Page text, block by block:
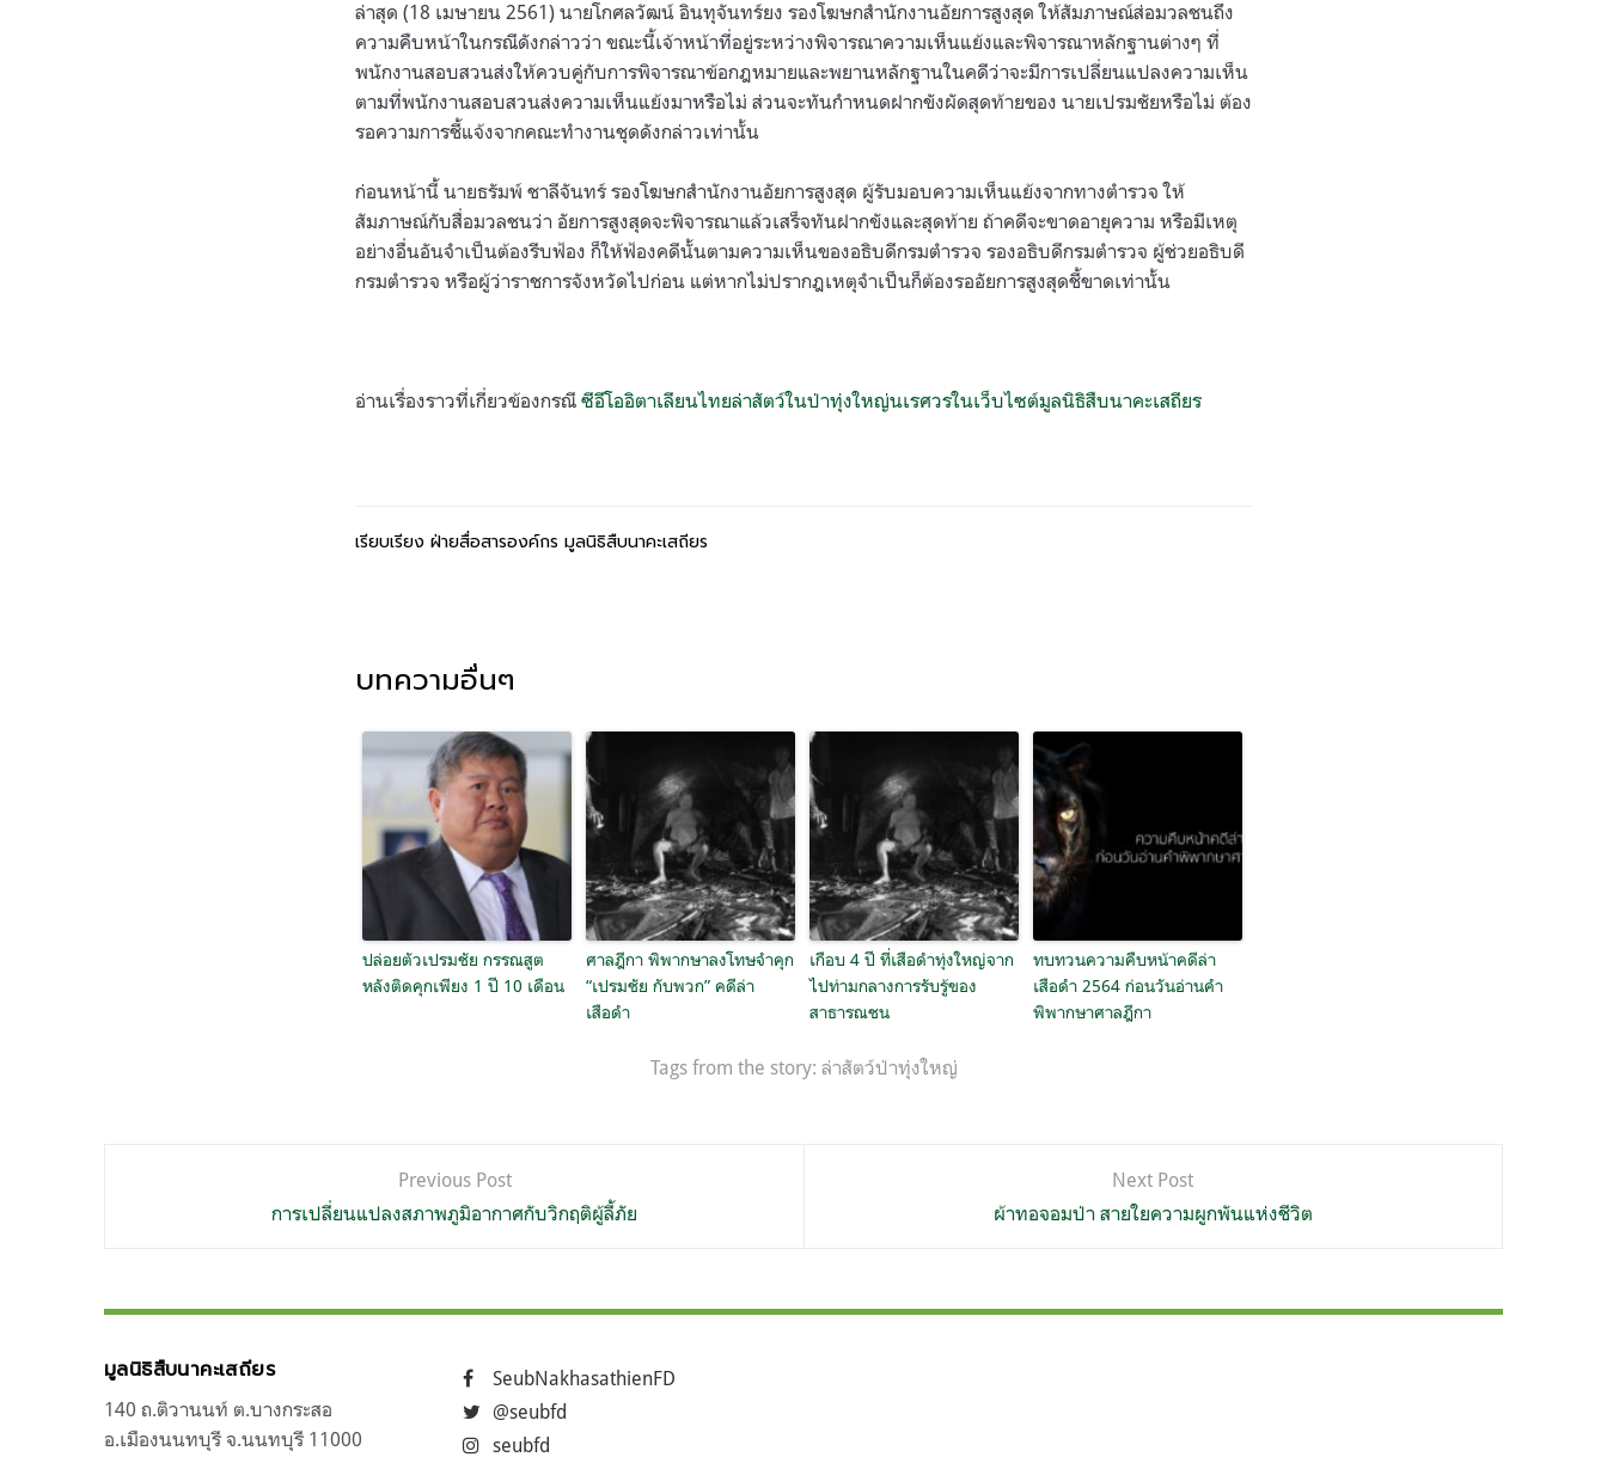
ล่าสุด (18 เมษายน 2561) นายโกศลวัฒน์ อินทุจันทร์ยง รองโฆษกสำนักงานอัยการสูงสุด ให้สัมภาษณ์ส่อมวลชนถึง
ความคืบหน้าในกรณีดังกล่าวว่า ขณะนี้เจ้าหน้าที่อยู่ระหว่างพิจารณาความเห็นแย้งและพิจารณาหลักฐานต่างๆ ที่
พนักงานสอบสวนส่งให้ควบคู่กับการพิจารณาข้อกฎหมายและพยานหลักฐานในคดีว่าจะมีการเปลี่ยนแปลงความเห็น
ตามที่พนักงานสอบสวนส่งความเห็นแย้งมาหรือไม่ ส่วนจะทันกำหนดฝากขังผัดสุดท้ายของ นายเปรมชัยหรือไม่ ต้อง
รอความการชี้แจ้งจากคณะทำงานชุดดังกล่าวเท่านั้น
ก่อนหน้านี้ นายธรัมพ์ ชาลีจันทร์ รองโฆษกสำนักงานอัยการสูงสุด ผู้รับมอบความเห็นแย้งจากทางตำรวจ ให้
สัมภาษณ์กับสื่อมวลชนว่า อัยการสูงสุดจะพิจารณาแล้วเสร็จทันฝากขังและสุดท้าย ถ้าคดีจะขาดอายุความ หรือมีเหตุ
อย่างอื่นอันจำเป็นต้องรีบฟ้อง ก็ให้ฟ้องคดีนั้นตามความเห็นของอธิบดีกรมตำรวจ รองอธิบดีกรมตำรวจ ผู้ช่วยอธิบดี
กรมตำรวจ หรือผู้ว่าราชการจังหวัดไปก่อน แต่หากไม่ปรากฎเหตุจำเป็นก็ต้องรออัยการสูงสุดชี้ขาดเท่านั้น
อ่านเรื่องราวที่เกี่ยวข้องกรณี ซีอีโออิตาเลียนไทยล่าสัตว์ในป่าทุ่งใหญ่นเรศวรในเว็บไซต์มูลนิธิสืบนาคะเสถียร
เรียบเรียง ฝ่ายสื่อสารองค์กร มูลนิธิสืบนาคะเสถียร
บทความอื่นๆ
ปล่อยตัวเปรมชัย กรรณสูต
หลังติดคุกเพียง 1 ปี 10 เดือน
ศาลฎีกา พิพากษาลงโทษจำคุก
“เปรมชัย กับพวก” คดีล่า
เสือดำ
เกือบ 4 ปี ที่เสือดำทุ่งใหญ่จาก
ไปท่ามกลางการรับรู้ของ
สาธารณชน
ทบทวนความคืบหน้าคดีล่า
เสือดำ 2564 ก่อนวันอ่านคำ
พิพากษาศาลฎีกา
Tags from the story: ล่าสัตว์ป่าทุ่งใหญ่
Previous Post
การเปลี่ยนแปลงสภาพภูมิอากาศกับวิกฤติผู้ลี้ภัย
Next Post
ผ้าทอจอมป่า สายใยความผูกพันแห่งชีวิต
มูลนิธิสืบนาคะเสถียร
140 ถ.ติวานนท์ ต.บางกระสอ
อ.เมืองนนทบุรี จ.นนทบุรี 11000
SeubNakhasathienFD
@seubfd
seubfd